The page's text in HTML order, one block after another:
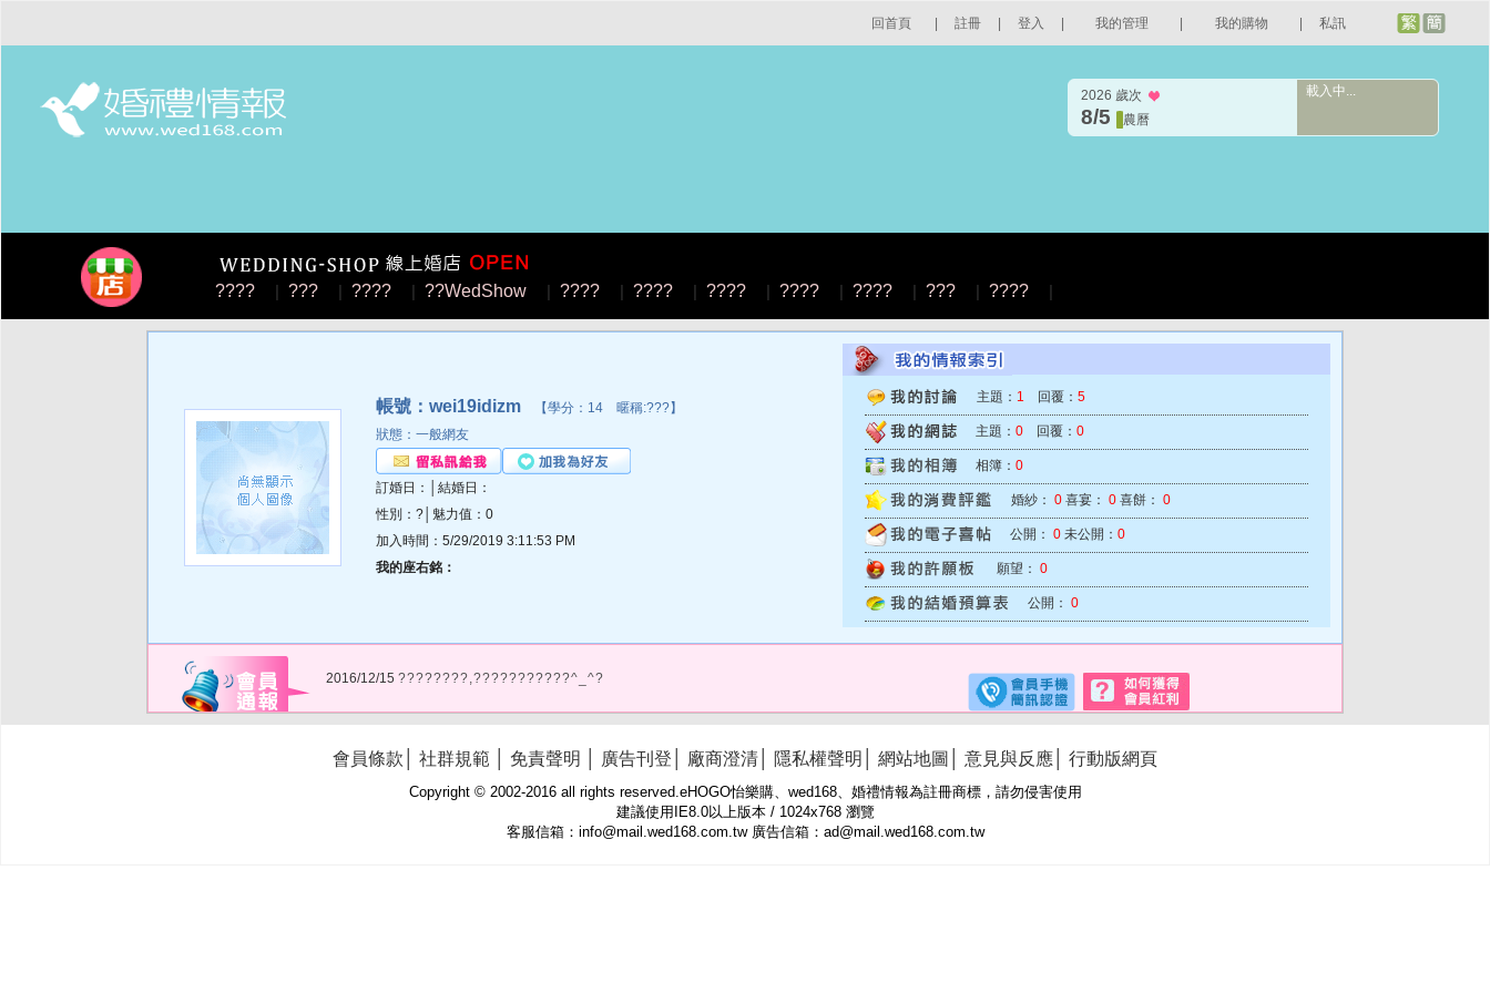
回首頁 註冊 登入 我的管理 我的購物 私訊
2026 歲次
8/5 農曆
載入中...
???? | ??? | ???? | ??WedShow | ???? | ???? | ???? | ???? | ???? | ??? | ???? |
帳號：wei19idizm 【學分：14 暱稱:???】
狀態：一般網友
訂婚日：│結婚日：
性別：?│魅力值：0
加入時間：5/29/2019 3:11:53 PM
我的座右銘：
主題： 1 回覆： 5
主題： 0 回覆： 0
相簿： 0
婚紗： 0 喜宴： 0 喜餅： 0
公開： 0 未公開： 0
願望： 0
公開： 0
2016/12/15 ????????,???????????^_^?
會員條款 社群規範 免責聲明 廣告刊登 廠商澄清 隱私權聲明 網站地圖 意見與反應 行動版網頁
Copyright © 2002-2016 all rights reserved.eHOGO怡樂購、wed168、婚禮情報為註冊商標，請勿侵害使用
建議使用IE8.0以上版本 / 1024x768 瀏覽
客服信箱：info@mail.wed168.com.tw 廣告信箱：ad@mail.wed168.com.tw